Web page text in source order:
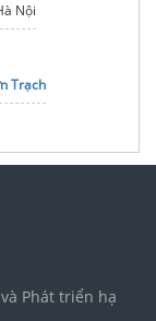
Nội
Trạch
Phát triển hạ